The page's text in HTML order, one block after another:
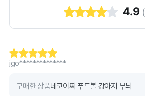
4.9 (
jgo**************
구매한 상품네코이찌 푸드볼 강아지 무늬